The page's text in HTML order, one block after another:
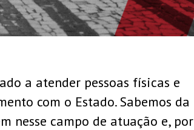
a atender pessoas físicas e
com o Estado. Sabemos da
nesse campo de atuação e, por